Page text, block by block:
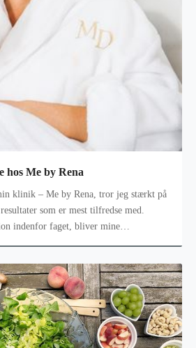
hos Me by Rena
klinik – Me by Rena, tror jeg stærkt på
som er mest tilfredse med.
indenfor faget, bliver mine